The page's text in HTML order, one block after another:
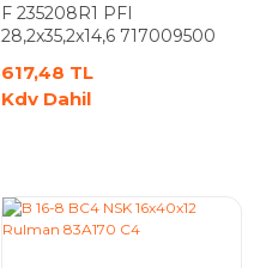
F 235208R1 PFI
28,2x35,2x14,6 717009500
617,48 TL
Kdv Dahil